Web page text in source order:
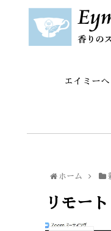
エイミー
ホーム
リモー